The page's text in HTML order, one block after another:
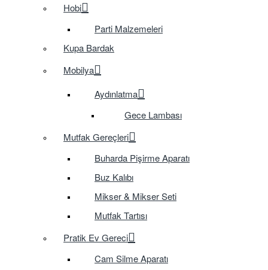
Hobi
Parti Malzemeleri
Kupa Bardak
Mobilya
Aydınlatma
Gece Lambası
Mutfak Gereçleri
Buharda Pişirme Aparatı
Buz Kalıbı
Mikser & Mikser Seti
Mutfak Tartısı
Pratik Ev Gereci
Cam Silme Aparatı